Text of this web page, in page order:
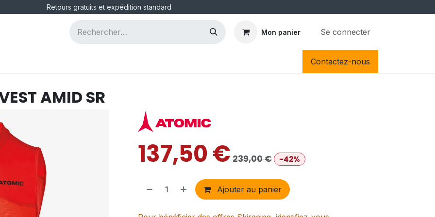
Retours gratuits et expédition standard
Mon panier Se connecter
Contactez-nous
AMID SR
137,50€ 239,00€ -42%
Ajouter au panier